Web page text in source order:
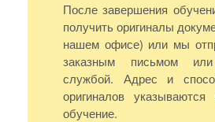
После завершения
получить оригиналы
нашем офисе) или мы
заказным письмом или
службой. Адрес и
оригиналов
обучение.